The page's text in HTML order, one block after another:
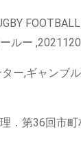
ルー
ー,ギャンブ
第36回市町